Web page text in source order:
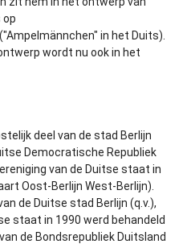
op
in het Duits).
wordt nu ook in het
deel van de stad Berlijn
Democratische Republiek
van de Duitse staat in
Oost-Berlijn West-Berlijn).
de Duitse stad Berlijn (q.v.),
staat in 1990 werd behandeld
de Bondsrepubliek Duitsland